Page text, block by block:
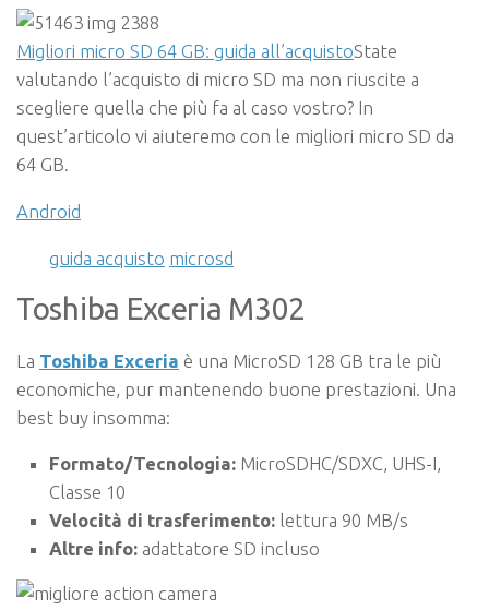
Migliori micro SD 64 GB: guida all’acquistoState
valutando l’acquisto di micro SD ma non riuscite a
scegliere quella che più fa al caso vostro? In
quest’articolo vi aiuteremo con le migliori micro SD da
64 GB.
Android
guida acquisto microsd
Toshiba Exceria M302
La Toshiba Exceria è una MicroSD 128 GB tra le più
economiche, pur mantenendo buone prestazioni. Una
best buy insomma:
Formato/Tecnologia: MicroSDHC/SDXC, UHS-I,
Classe 10
Velocità di trasferimento: lettura 90 MB/s
Altre info: adattatore SD incluso